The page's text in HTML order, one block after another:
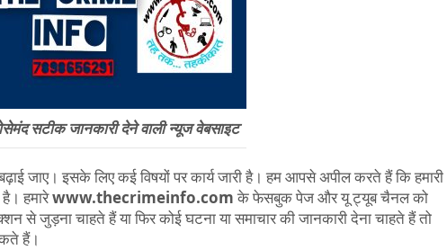
सटीक जानकारी देने वाली न्यूज वेबसाइट
जाए। इसके लिए कई विषयों पर कार्य जारी है। हम आपसे अपील करते हैं कि हमारी
हमारेwww.thecrimeinfo.comके फेसबुक पेज और यू ट्यूब चैनल को
से जुड़ना चाहते हैं या फिर कोई घटना या समाचार की जानकारी देना चाहते हैं तो
हैं।